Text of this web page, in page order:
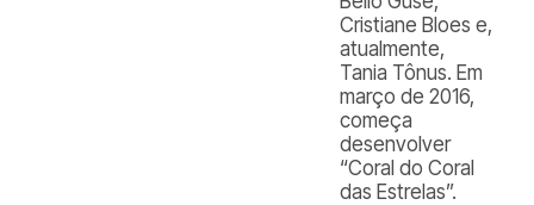
Cristiane Bloes e,
atualmente,
Tania Tônus. Em
março de 2016,
começa
desenvolver
“Coral do Coral
das Estrelas”.